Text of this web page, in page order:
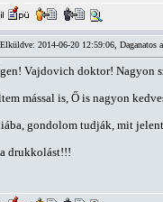
Elküldve: 2014-06-20 12:59:06, Daganatos
Vajdovich doktor! Nagyon
mással is, Ő is nagyon
gondolom tudják, mit
drukkolást!!!